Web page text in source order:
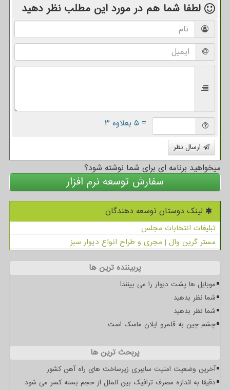
لطفا شما هم در مورد این مطلب نظر دهید
= ۵ بعلاوه ۳
ارسال نظر
میخواهید برنامه ای برای شما نوشته شود؟
سفارش توسعه نرم افزار
لینک دوستان توسعه دهندگان
تبلیغات انتخابات مجلس
مستر گرین وال | مجری و طراح انواع دیوار سبز
پربیننده ترین ها
موبایل ها پشت دیوار را می بینند!
شما نظر بدهید
شما نظر بدهید
چشم چین به قلمرو ایلان ماسک است
پربحث ترین ها
آخرین وضعیت امنیت سایبری زیرساخت های راه آهن کشور
دقیقا به اندازه مصرف ترافیک بین الملل از حجم بسته کسر می شود